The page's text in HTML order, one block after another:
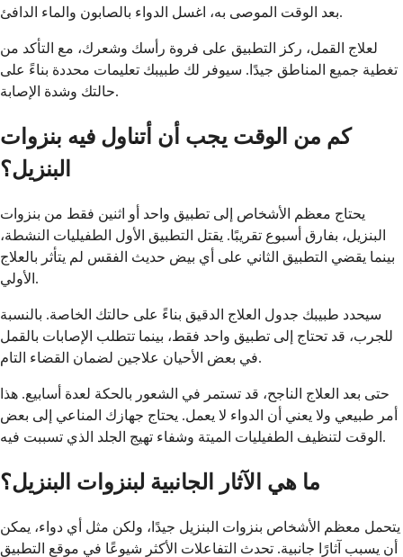
بعد الوقت الموصى به، اغسل الدواء بالصابون والماء الدافئ.
لعلاج القمل، ركز التطبيق على فروة رأسك وشعرك، مع التأكد من
تغطية جميع المناطق جيدًا. سيوفر لك طبيبك تعليمات محددة بناءً على
حالتك وشدة الإصابة.
كم من الوقت يجب أن أتناول فيه بنزوات
البنزيل؟
يحتاج معظم الأشخاص إلى تطبيق واحد أو اثنين فقط من بنزوات
البنزيل، بفارق أسبوع تقريبًا. يقتل التطبيق الأول الطفيليات النشطة،
بينما يقضي التطبيق الثاني على أي بيض حديث الفقس لم يتأثر بالعلاج
الأولي.
سيحدد طبيبك جدول العلاج الدقيق بناءً على حالتك الخاصة. بالنسبة
للجرب، قد تحتاج إلى تطبيق واحد فقط، بينما تتطلب الإصابات بالقمل
في بعض الأحيان علاجين لضمان القضاء التام.
حتى بعد العلاج الناجح، قد تستمر في الشعور بالحكة لعدة أسابيع. هذا
أمر طبيعي ولا يعني أن الدواء لا يعمل. يحتاج جهازك المناعي إلى بعض
الوقت لتنظيف الطفيليات الميتة وشفاء تهيج الجلد الذي تسببت فيه.
ما هي الآثار الجانبية لبنزوات البنزيل؟
يتحمل معظم الأشخاص بنزوات البنزيل جيدًا، ولكن مثل أي دواء، يمكن
أن يسبب آثارًا جانبية. تحدث التفاعلات الأكثر شيوعًا في موقع التطبيق